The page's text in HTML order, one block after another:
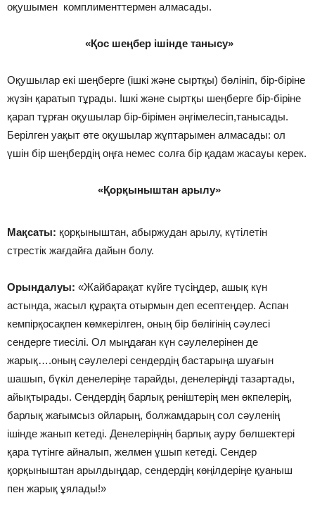
оқушымен комплименттермен алмасады.
«Қос шеңбер ішінде танысу»
Оқушылар екі шеңберге (ішкі және сыртқы) бөлініп, бір-біріне
жүзін қаратып тұрады. Ішкі және сыртқы шеңберге бір-біріне
қарап тұрған оқушылар бір-бірімен әңгімелесіп,танысады.
Берілген уақыт өте оқушылар жұптарымен алмасады: ол
үшін бір шеңбердің оңға немес солға бір қадам жасауы керек.
«Қорқыныштан арылу»
Мақсаты: қорқыныштан, абыржудан арылу, күтілетін
стрестік жағдайға дайын болу.
Орындалуы: «Жайбарақат күйге түсіңдер, ашық күн
астында, жасыл құрақта отырмын деп есептеңдер. Аспан
кемпірқосақпен көмкерілген, оның бір бөлігінің сәулесі
сендерге тиесілі. Ол мыңдаған күн сәулелерінен де
жарық….оның сәулелері сендердің бастарыңа шуағын
шашып, бүкіл денелеріңе тарайды, денелеріңді тазартады,
айықтырады. Сендердің барлық реніштерің мен өкпелерің,
барлық жағымсыз ойларың, болжамдарың сол сәуленің
ішінде жанып кетеді. Денелеріңнің барлық ауру бөлшектері
қара түтінге айналып, желмен ұшып кетеді. Сендер
қорқыныштан арылдыңдар, сендердің көңілдеріңе қуаныш
пен жарық ұялады!»